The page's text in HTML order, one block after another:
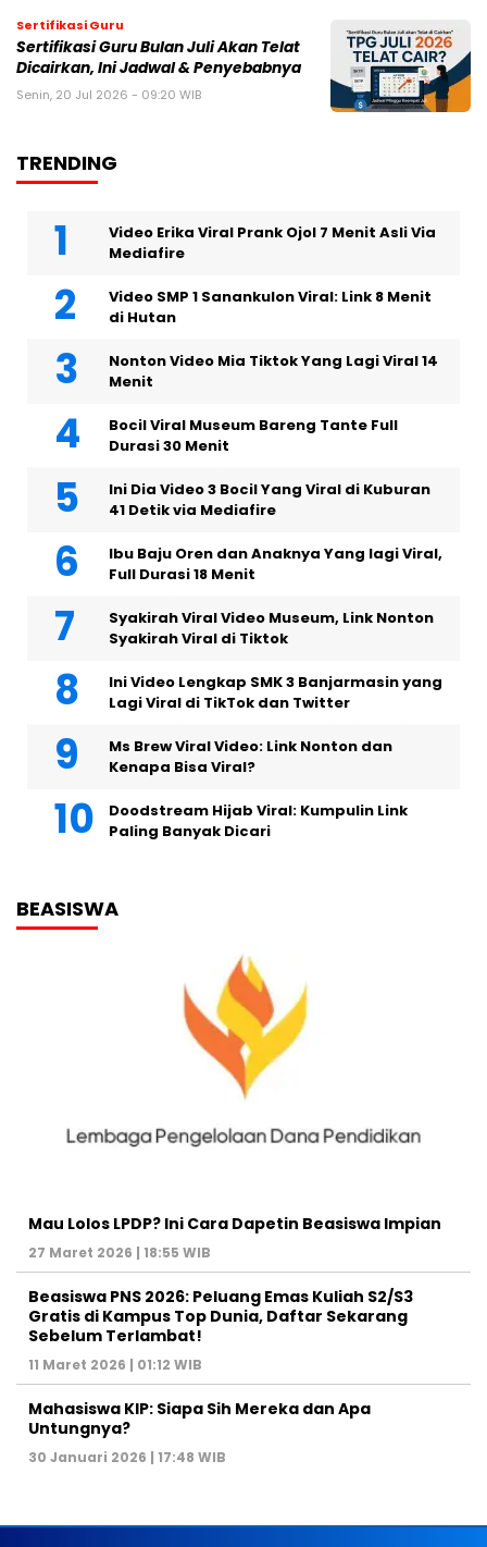
Sertifikasi Guru
Sertifikasi Guru Bulan Juli Akan Telat
Dicairkan, Ini Jadwal & Penyebabnya
Senin, 20 Jul 2026 - 09:20 WIB
TRENDING
Video Erika Viral Prank Ojol 7 Menit Asli Via
Mediafire
Video SMP 1 Sanankulon Viral: Link 8 Menit
di Hutan
Nonton Video Mia Tiktok Yang Lagi Viral 14
Menit
Bocil Viral Museum Bareng Tante Full
Durasi 30 Menit
Ini Dia Video 3 Bocil Yang Viral di Kuburan
41 Detik via Mediafire
Ibu Baju Oren dan Anaknya Yang lagi Viral,
Full Durasi 18 Menit
Syakirah Viral Video Museum, Link Nonton
Syakirah Viral di Tiktok
Ini Video Lengkap SMK 3 Banjarmasin yang
Lagi Viral di TikTok dan Twitter
Ms Brew Viral Video: Link Nonton dan
Kenapa Bisa Viral?
Doodstream Hijab Viral: Kumpulin Link
Paling Banyak Dicari
BEASISWA
Mau Lolos LPDP? Ini Cara Dapetin Beasiswa Impian
27 Maret 2026 | 18:55 WIB
Beasiswa PNS 2026: Peluang Emas Kuliah S2/S3
Gratis di Kampus Top Dunia, Daftar Sekarang
Sebelum Terlambat!
11 Maret 2026 | 01:12 WIB
Mahasiswa KIP: Siapa Sih Mereka dan Apa
Untungnya?
30 Januari 2026 | 17:48 WIB